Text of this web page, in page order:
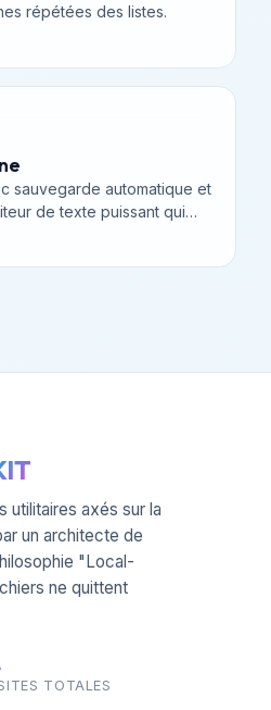
répétées des listes.
sauvegarde automatique et
de texte puissant qui
utilitaires axés sur la
un architecte de
"Local-
ne quittent
TOTALES